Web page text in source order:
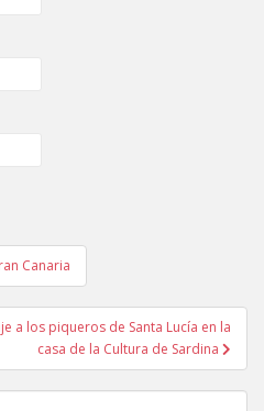
Canaria
a los piqueros de Santa Lucía en la
casa de la Cultura de Sardina